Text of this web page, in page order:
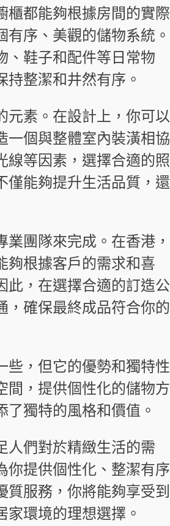
櫃都能夠根據房間的實際
序、美觀的儲物系統。
、鞋子和配件等日常物
整潔和井然有序。
元素。在設計上，你可以
一個與整體室內裝潢相協
線等因素，選擇合適的照
僅能夠提升生活品質，還
團隊來完成。在香港，
夠根據客戶的需求和喜
此，在選擇合適的訂造公
，確保最終成品符合你的
些，但它的優勢和獨特性
間，提供個性化的儲物方
獨特的風格和價值。
人們對於精緻生活的需
你提供個性化、整潔有序
服務，你將能夠享受到
環境的理想選擇。